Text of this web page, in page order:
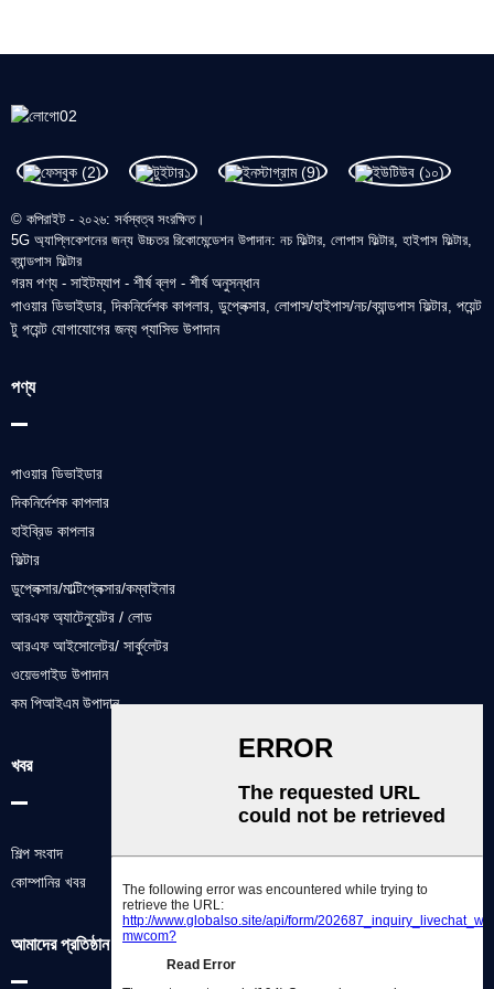
© কপিরাইট - ২০২৬: সর্বস্বত্ব সংরক্ষিত।
5G অ্যাপ্লিকেশনের জন্য উচ্চতর রিকোমেন্ডেশন উপাদান: নচ ফিল্টার, লোপাস ফিল্টার, হাইপাস ফিল্টার,
ব্যান্ডপাস ফিল্টার
গরম পণ্য -সাইটম্যাপ -শীর্ষ ব্লগ -শীর্ষ অনুসন্ধান
পাওয়ার ডিভাইডার ,দিকনির্দেশক কাপলার ,ডুপ্লেক্সার ,লোপাস/হাইপাস/নচ/ব্যান্ডপাস ফিল্টার ,পয়েন্ট
টু পয়েন্ট যোগাযোগের জন্য প্যাসিভ উপাদান
পণ্য
পাওয়ার ডিভাইডার
দিকনির্দেশক কাপলার
হাইব্রিড কাপলার
ফিল্টার
ডুপ্লেক্সার/মাল্টিপ্লেক্সার/কম্বাইনার
আরএফ অ্যাটেনুয়েটর / লোড
আরএফ আইসোলেটর/ সার্কুলেটর
ওয়েভগাইড উপাদান
কম পিআইএম উপাদান
খবর
শিল্প সংবাদ
কোম্পানির খবর
আমাদের প্রতিষ্ঠান